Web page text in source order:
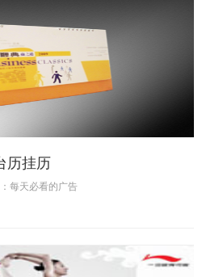
历挂历
每天必看的广告